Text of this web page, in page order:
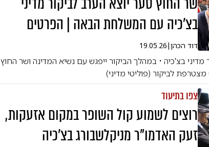
בצ'כיה עם המשלחת הבאה | הפרטים
דוד הכהן|
19.05.26
בצ'כיה • במהלך הביקור ייפגש עם נשיא המדינה ושר החוץ
לביקור (פוליטי מדיני)
צפו בתיעוד
רוצים לשמוע קול השופר במקום אזעקות,
זעק האדמו"ר מניקלשבורג בצ'כיה